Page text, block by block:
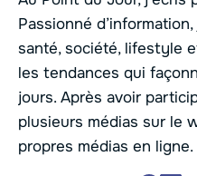
Passionné
santé, société, lifestyle
les tendances qui
jours. Après avoir
plusieurs médias sur le
propres médias en ligne.